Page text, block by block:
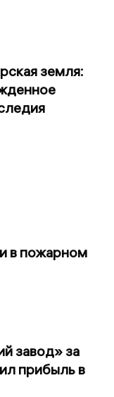
земля:
в пожарном
завод» за
прибыль в